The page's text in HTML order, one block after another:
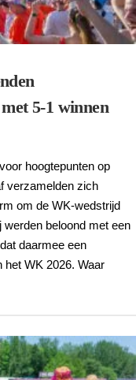
5-1 winnen
hoogtepunten op
verzamelden zich
om de WK-wedstrijd
beloond met een
daarmee een
het WK 2026. Waar